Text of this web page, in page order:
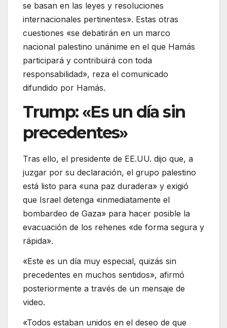
se basan en las leyes y resoluciones
internacionales pertinentes». Estas otras
cuestiones «se debatirán en un marco
nacional palestino unánime en el que Hamás
participará y contribuirá con toda
responsabilidad», reza el comunicado
difundido por Hamás.
Trump: «Es un día sin
precedentes»
Tras ello, el presidente de EE.UU. dijo que, a
juzgar por su declaración, el grupo palestino
está listo para «una paz duradera» y exigió
que Israel detenga «inmediatamente el
bombardeo de Gaza» para hacer posible la
evacuación de los rehenes «de forma segura y
rápida».
«Este es un día muy especial, quizás sin
precedentes en muchos sentidos», afirmó
posteriormente a través de un mensaje de
video.
«Todos estaban unidos en el deseo de que